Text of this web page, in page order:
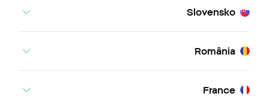
Slovensko
România
France